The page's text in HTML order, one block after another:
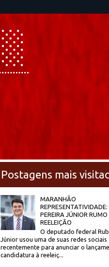
Postagens mais
MARANHÃO
REPRESENTATIVIDADE:
PEREIRA JÚNIOR RUMO
REELEIÇÃO
O deputado federal
Júnior usou uma de suas redes sociais
recentemente para anunciar o
candidatura à reeleiç...